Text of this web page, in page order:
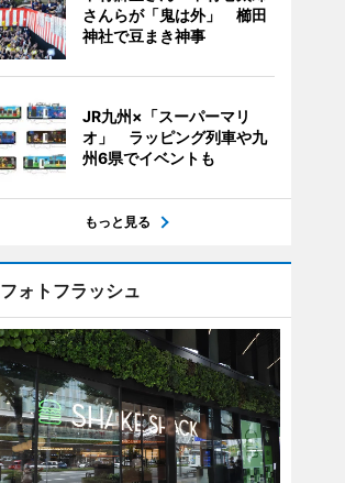
さんらが「鬼は外」 櫛田
神社で豆まき神事
JR九州×「スーパーマリ
オ」 ラッピング列車や九
州6県でイベントも
もっと見る
フォトフラッシュ